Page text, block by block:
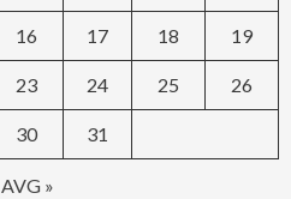
AVG »
16 17 18 19
23 24 25 26
30 31